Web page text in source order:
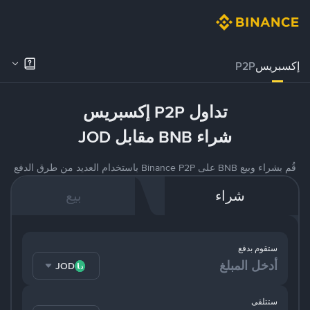
إكسبريسP2P
تداول P2P إكسبريس
شراء BNB مقابل JOD
قُم بشراء وبيع BNB على Binance P2P باستخدام العديد من طرق الدفع
شراء بيع
ستقوم بدفع
JOD
ستتلقى